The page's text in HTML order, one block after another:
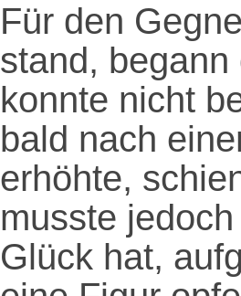
Für den
stand,
konnte nicht
bald nach
erhöhte,
musste
Glück hat,